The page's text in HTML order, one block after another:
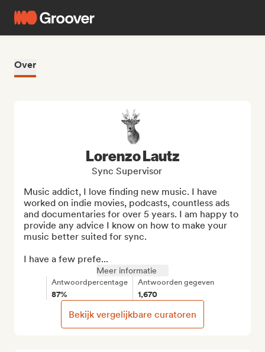
Over
Lorenzo Lautz
Sync Supervisor
Music addict, I love finding new music. I have
worked on indie movies, podcasts, countless ads
and documentaries for over 5 years. I am happy to
provide any advice I know on how to make your
music better suited for sync.
I have a few prefe...
Meer informatie
Antwoordpercentage
87%
Antwoorden gegeven
1,670
Bekijk vergelijkbare curatoren